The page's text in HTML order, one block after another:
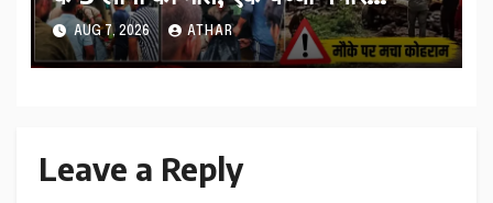
घायल…
AUG 7, 2026 ATHAR
Leave a Reply